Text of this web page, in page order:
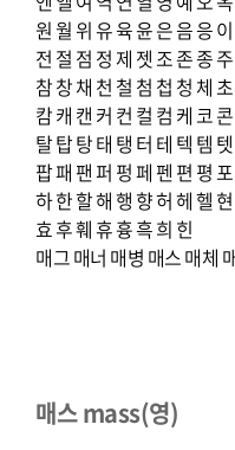
원월 위유육윤은음응이
전 절 점 정 제 젯 조존종주
참창채 천 철 첨 첩 청 체 초
캄캐 캔 커 컨 컬 컴 케 코콘
탈탑탕태 탱 터 테 텍 템 텟
팝패팬퍼 펑페펜 편 평 포
하한할해행 향허헤헬 현
효 후훼휴흉흑희 힌
매그매너 매병 매스매체
매스 mass(영)